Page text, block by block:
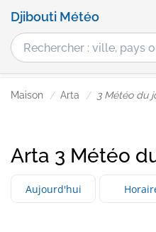
Djibouti Météo
Maison Arta 3 Météo du
Arta 3 Météo
Aujourd'hui